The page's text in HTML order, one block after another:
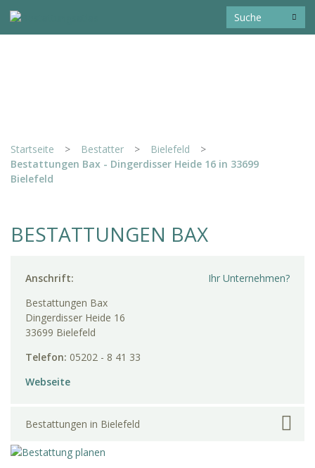
Startseite > Bestatter > Bielefeld
>
Bestattungen Bax - Dingerdisser Heide 16 in 33699
Bielefeld
BESTATTUNGEN BAX
Ihr Unternehmen?
Anschrift:
Bestattungen Bax
Dingerdisser Heide 16
33699 Bielefeld
Telefon: 05202 - 8 41 33
Webseite
Bestattungen in Bielefeld